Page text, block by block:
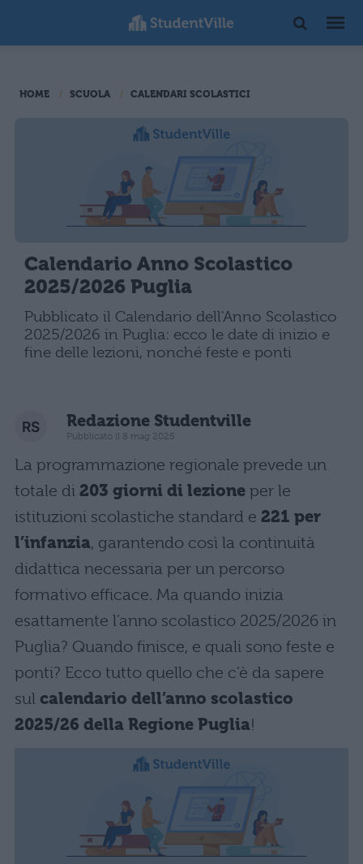
HOME SCUOLA CALENDARI SCOLASTICI
Calendario Anno Scolastico
2025/2026 Puglia
Pubblicato il Calendario dell'Anno Scolastico
2025/2026 in Puglia: ecco le date di inizio e
fine delle lezioni, nonché feste e ponti
Redazione Studentville
Pubblicato il 8 mag 2025
La programmazione regionale prevede un
totale di 203 giorni di lezione per le
istituzioni scolastiche standard e 221 per
l’infanzia, garantendo così la continuità
didattica necessaria per un percorso
formativo efficace. Ma quando inizia
esattamente l’anno scolastico 2025/2026 in
Puglia? Quando finisce, e quali sono feste e
ponti? Ecco tutto quello che c’è da sapere
sul calendario dell’anno scolastico
2025/26 della Regione Puglia!